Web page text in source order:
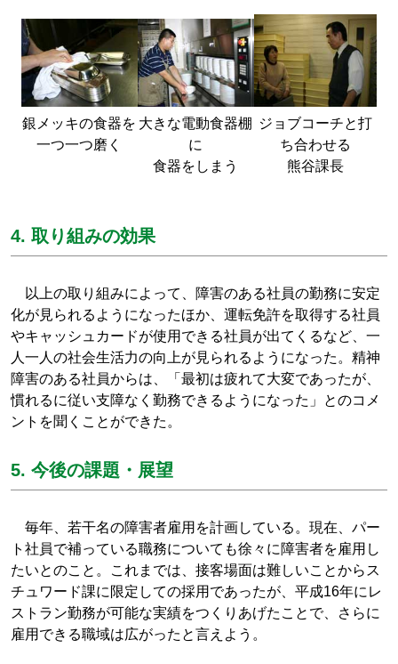
銀メッキの食器を
一つ一つ磨く
大きな電動食器棚
に
食器をしまう
ジョブコーチと打
ち合わせる
熊谷課長
4. 取り組みの効果
以上の取り組みによって、障害のある社員の勤務に安定
化が見られるようになったほか、運転免許を取得する社員
やキャッシュカードが使用できる社員が出てくるなど、一
人一人の社会生活力の向上が見られるようになった。精神
障害のある社員からは、「最初は疲れて大変であったが、
慣れるに従い支障なく勤務できるようになった」とのコメ
ントを聞くことができた。
5. 今後の課題・展望
毎年、若干名の障害者雇用を計画している。現在、パー
ト社員で補っている職務についても徐々に障害者を雇用し
たいとのこと。これまでは、接客場面は難しいことからス
チュワード課に限定しての採用であったが、平成16年にレ
ストラン勤務が可能な実績をつくりあげたことで、さらに
雇用できる職域は広がったと言えよう。